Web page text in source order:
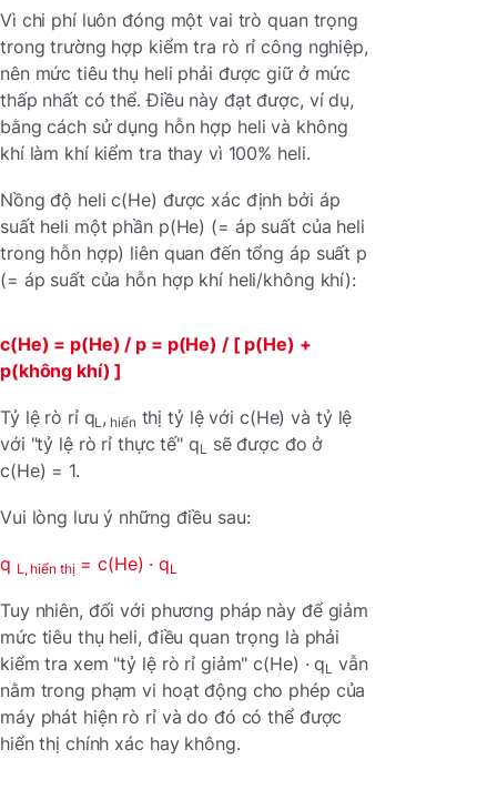
Vì chi phí luôn đóng một vai trò quan trọng
trong trường hợp kiểm tra rò rỉ công nghiệp,
nên mức tiêu thụ heli phải được giữ ở mức
thấp nhất có thể. Điều này đạt được, ví dụ,
bằng cách sử dụng hỗn hợp heli và không
khí làm khí kiểm tra thay vì 100% heli.
Nồng độ heli c(He) được xác định bởi áp
suất heli một phần p(He) (= áp suất của heli
trong hỗn hợp) liên quan đến tổng áp suất p
(= áp suất của hỗn hợp khí heli/không khí):
c(He) = p(He) / p = p(He) / [ p(He) +
p(không khí) ]
Tỷ lệ rò rỉ qL , hiển thị tỷ lệ với c(He) và tỷ lệ
với "tỷ lệ rò rỉ thực tế" qL
sẽ được đo ở
c(He) = 1.
Vui lòng lưu ý những điều sau:
q L, hiển thị = c(He) · qL
Tuy nhiên, đối với phương pháp này để giảm
mức tiêu thụ heli, điều quan trọng là phải
kiểm tra xem "tỷ lệ rò rỉ giảm" c(He) · qL
vẫn
nằm trong phạm vi hoạt động cho phép của
máy phát hiện rò rỉ và do đó có thể được
hiển thị chính xác hay không.